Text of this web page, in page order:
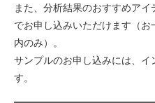
また、分析結果のおすすめア
でお申し込みいただけます（
内のみ）。
サンプルのお申し込みには、
す。